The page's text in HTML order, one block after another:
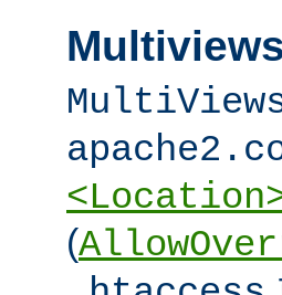
Multiviews
(